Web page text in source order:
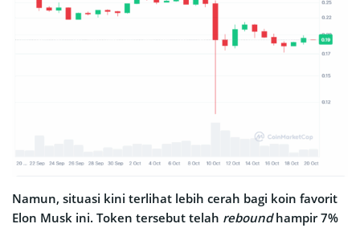
Namun, situasi kini terlihat lebih cerah bagi koin favorit
Elon Musk ini. Token tersebut telah reboundhampir 7%